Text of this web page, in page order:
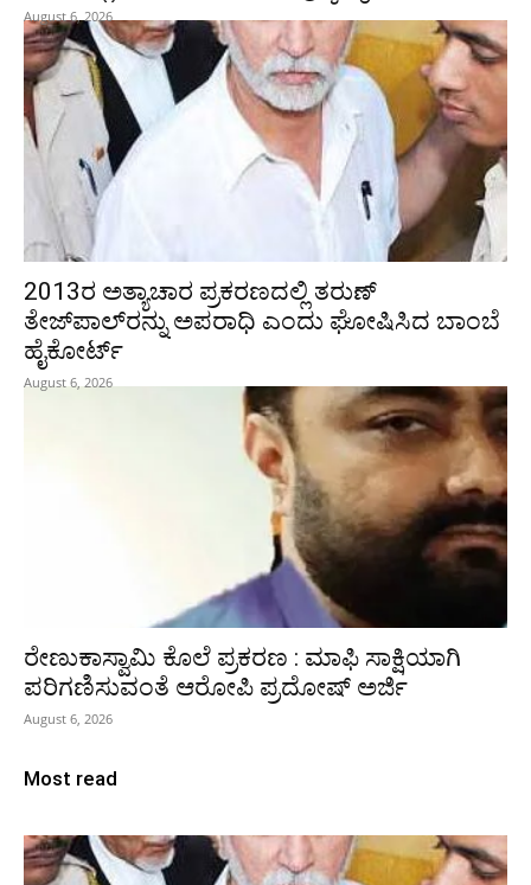
August 6, 2026
2013ರ ಅತ್ಯಾಚಾರ ಪ್ರಕರಣದಲ್ಲಿ ತರುಣ್
ತೇಜ್‌ಪಾಲ್‌ರನ್ನು ಅಪರಾಧಿ ಎಂದು ಘೋಷಿಸಿದ ಬಾಂಬೆ
ಹೈಕೋರ್ಟ್
August 6, 2026
ರೇಣುಕಾಸ್ವಾಮಿ ಕೊಲೆ ಪ್ರಕರಣ : ಮಾಫಿ ಸಾಕ್ಷಿಯಾಗಿ
ಪರಿಗಣಿಸುವಂತೆ ಆರೋಪಿ ಪ್ರದೋಷ್‌ ಅರ್ಜಿ
August 6, 2026
Most read